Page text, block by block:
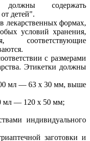
содержать
детей".
лекарственных формах,
условий хранения,
с размерами
Этикетки должны
мл — 63 х 30 мм, выше
мл — 120 х 50 мм;
индивидуального
заготовки и